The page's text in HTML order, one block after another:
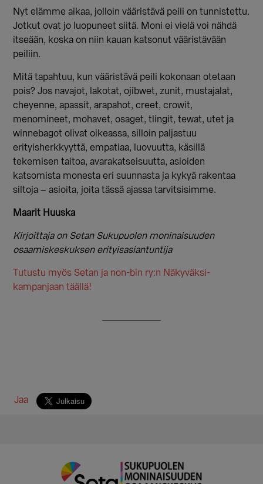
Nyt elämme aikaa, jolloin vääristävä peili on tunnistettu.
Jotkut ovat jo luopuneet siitä. Moni ei vielä voi nähdä
itseään, koska on niin kauan katsonut vääristävään
peiliin.
Mitä tapahtuu, kun vääristävä peili kokonaan otetaan
pois? Jos navajot, lakotat, ojibwet, zunit, mustajalat,
cheyenne, apassit, arapahot, creet, crowit,
menomineet, mohavet, osaget, tlingit, tewat, utet ja
winnebagot olivat oikeassa, silloin paljastuu
erityisherkkyyttä, empatiaa, luovuutta, käsillä
tekemisen taitoa, avarakatseisuutta, asioiden
katsomista monesta eri suunnasta ja kykyä rakentaa
siltoja– asioita, joita tässä ajassa tarvitsisimme.
Maarit Huuska
Kirjoittaja on Setan Sukupuolen moninaisuuden
osaamiskeskuksen erityisasiantuntija
Tutustu myös Setan ja non-bin ry:n Näkyväksi-
kampanjaan täällä!
Jaa